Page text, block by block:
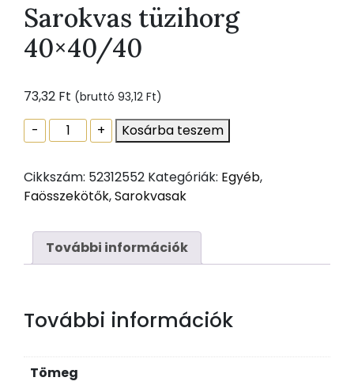
Sarokvas tüzihorg
40×40/40
73,32 Ft (bruttó 93,12 Ft)
-
Sarokvas
tüzihorg
mennyiség
+ Kosárba teszem
Cikkszám: 52312552 Kategóriák: Egyéb,
Faösszekötők,Sarokvasak
További információk
További információk
Tömeg